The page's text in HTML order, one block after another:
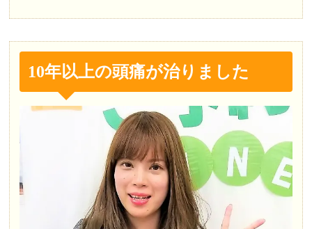
10年以上の頭痛が治りました